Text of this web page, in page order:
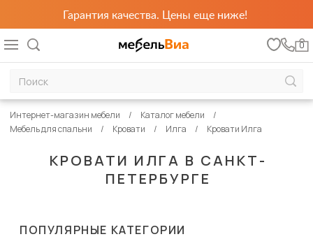
Гарантия качества. Цены еще ниже!
0
КРОВАТИ ИЛГА В САНКТ-
ПЕТЕРБУРГЕ
Интернет-магазин мебели
Каталог мебели
Мебель для спальни
Кровати Илга Кровати Илга
ПОПУЛЯРНЫЕ КАТЕГОРИИ